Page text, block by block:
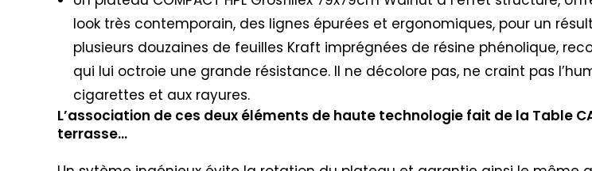
look très contemporain, des lignes épurées et ergonomiques, pour un
plusieurs douzaines de feuilles Kraft imprégnées de résine phénolique,
qui lui octroie une grande résistance. Il ne décolore pas, ne craint pas
cigarettes et aux rayures.
L’association de ces deux éléments de haute technologie fait de la Table
terrasse…